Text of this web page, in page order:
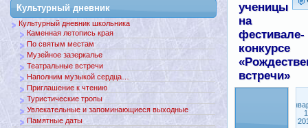
ученицы
на
фестивале-
конкурсе
встречи»
Культурный дневник
Культурный дневник школьника
Каменная летопись края
По святым местам
Музейное зазеркалье
Театральные встречи
Наполним музыкой сердца…
Приглашение к чтению
Туристические тропы
Увлекательные и запоминающиеся выходные
Памятные даты